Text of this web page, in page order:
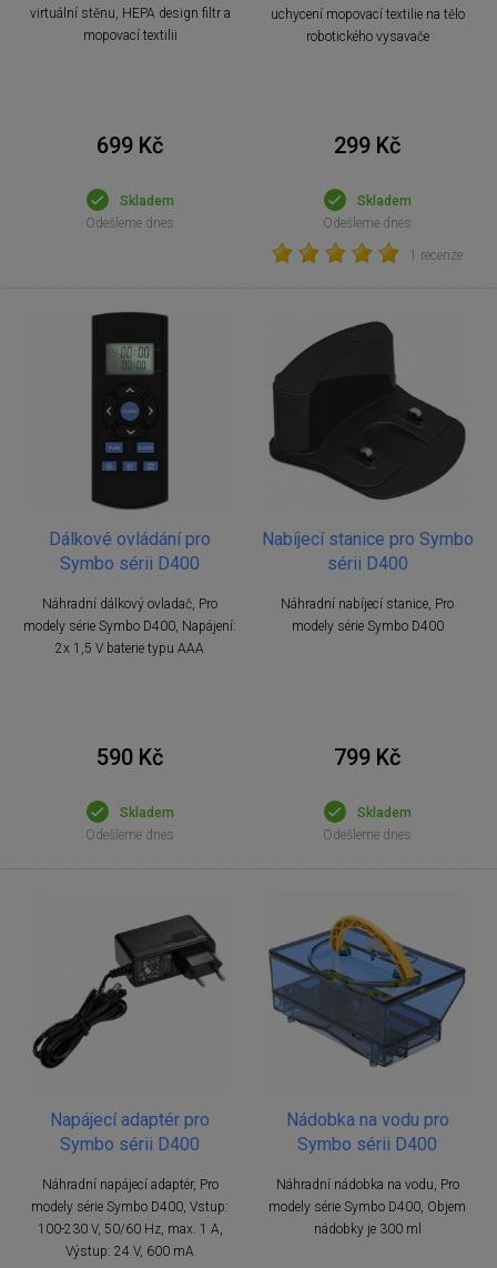
virtuální stěnu, HEPA design filtr a
mopovací textilii
699 Kč
Skladem
Odešleme dnes
uchycení mopovací textilie na tělo
robotického vysavače
299 Kč
Skladem
Odešleme dnes
1 recenze
Dálkové ovládání pro
Symbo sérii D400
Náhradní dálkový ovladač, Pro
modely série Symbo D400, Napájení:
2x 1,5 V baterie typu AAA
590 Kč
Skladem
Odešleme dnes
Nabíjecí stanice pro Symbo
sérii D400
Náhradní nabíjecí stanice, Pro
modely série Symbo D400
799 Kč
Skladem
Odešleme dnes
Napájecí adaptér pro
Symbo sérii D400
Náhradní napájecí adaptér, Pro
modely série Symbo D400, Vstup:
100-230 V, 50/60 Hz, max. 1 A,
Výstup: 24 V, 600 mA
Nádobka na vodu pro
Symbo sérii D400
Náhradní nádobka na vodu, Pro
modely série Symbo D400, Objem
nádobky je 300 ml